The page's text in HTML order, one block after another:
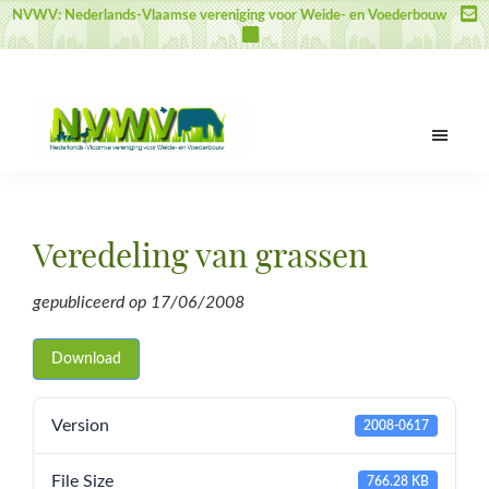
Skip
to
Skip
to
Skip
to
NVWV: Nederlands-Vlaamse vereniging voor Weide- en Voederbouw
voor
en
Voederbouw
Veredeling van grassen
gepubliceerd op 17/06/2008
Download
Version 2008-0617
File Size 766.28 KB